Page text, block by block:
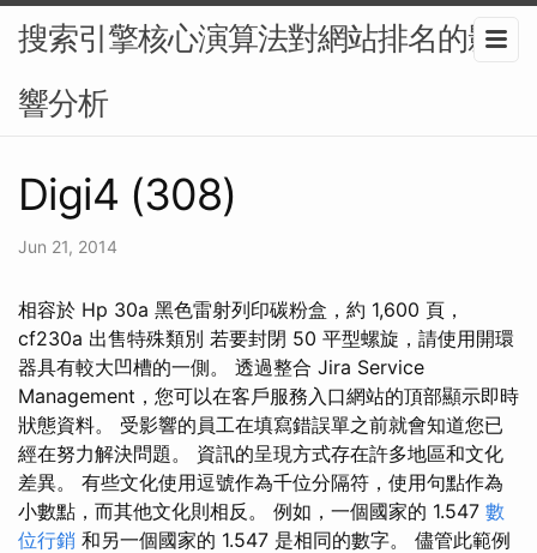
搜索引擎核心演算法對網站排名的影
響分析
Digi4 (308)
Jun 21, 2014
相容於 Hp 30a 黑色雷射列印碳粉盒，約 1,600 頁，
cf230a 出售特殊類別 若要封閉 50 平型螺旋，請使用開環
器具有較大凹槽的一側。 透過整合 Jira Service
Management，您可以在客戶服務入口網站的頂部顯示即時
狀態資料。 受影響的員工在填寫錯誤單之前就會知道您已
經在努力解決問題。 資訊的呈現方式存在許多地區和文化
差異。 有些文化使用逗號作為千位分隔符，使用句點作為
小數點，而其他文化則相反。 例如，一個國家的 1.547 數
位行銷 和另一個國家的 1.547 是相同的數字。 儘管此範例